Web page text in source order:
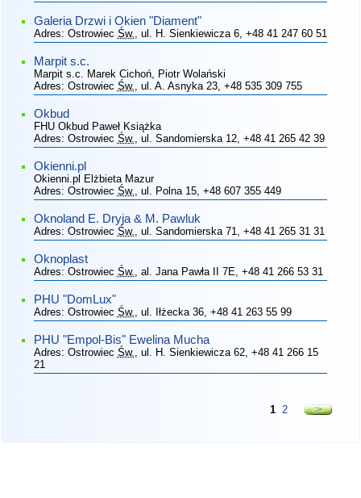
Galeria Drzwi i Okien "Diament"
Adres: Ostrowiec Św. , ul. H. Sienkiewicza 6, +48 41 247 60 51
Marpit s.c.
Marpit s.c. Marek Cichoń, Piotr Wolański
Adres: Ostrowiec Św. , ul. A. Asnyka 23, +48 535 309 755
Okbud
FHU Okbud Paweł Książka
Adres: Ostrowiec Św. , ul. Sandomierska 12, +48 41 265 42 39
Okienni.pl
Okienni.pl Elżbieta Mazur
Adres: Ostrowiec Św. , ul. Polna 15, +48 607 355 449
Oknoland E. Dryja & M. Pawluk
Adres: Ostrowiec Św. , ul. Sandomierska 71 , +48 41 265 31 31
Oknoplast
Adres: Ostrowiec Św. , al. Jana Pawła II 7E , +48 41 266 53 31
PHU "DomLux"
Adres: Ostrowiec Św. , ul. Iłżecka 36, +48 41 263 55 99
PHU "Empol-Bis" Ewelina Mucha
Adres: Ostrowiec Św. , ul. H. Sienkiewicza 62, +48 41 266 15
21
1 2